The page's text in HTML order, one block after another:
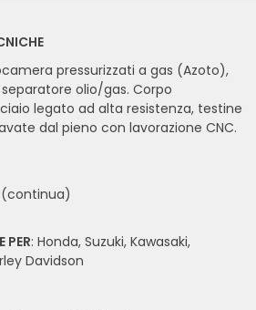
pressurizzati a gas (Azoto),
olio/gas. Corpo
legato ad alta resistenza, testine
dal pieno con lavorazione CNC.
PER: Honda, Suzuki, Kawasaki,
Davidson